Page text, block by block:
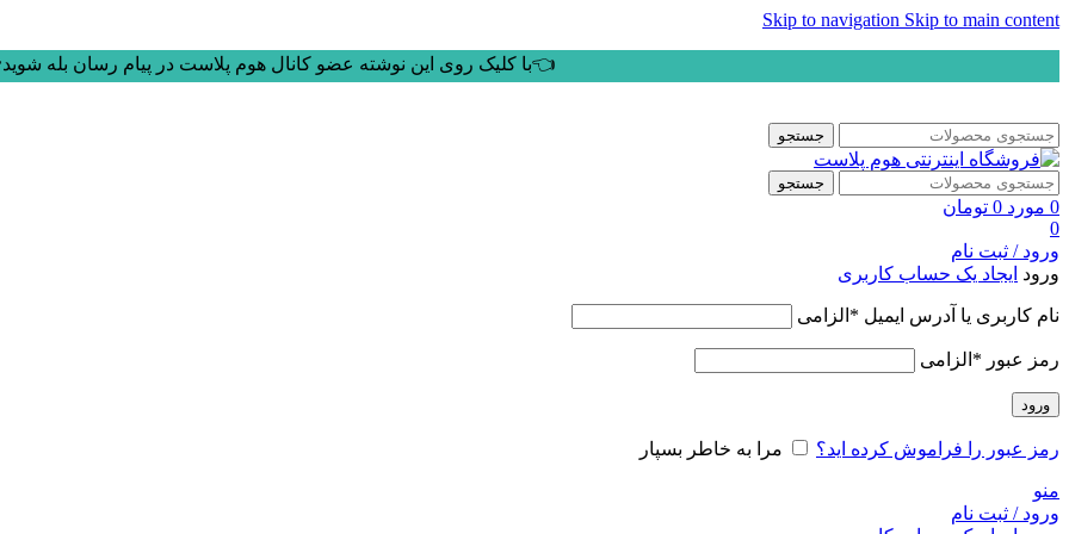
Skip to navigation Skip to main content
👈با کلیک روی این نوشته عضو کانال هوم پلاست در پیام رسان بله
جستجو
جستجو
0 مورد 0 تومان
0
ورود / ثبت نام
ورود ایجاد یک حساب کاربری
نام کاربری یا آدرس ایمیل * الزامی
رمز عبور * الزامی
ورود
رمز عبور را فراموش کرده اید؟ مرا به خاطر بسپار
منو
ورود / ثبت نام